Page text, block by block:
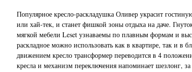
Популярное кресло-раскладушка Оливер украсит
или хай-тек, и станет фишкой зоны отдыха на даче.
мягкой мебели Leset узнаваемы по плавным формам и
раскладное можно использовать как в квартире, так и в
движением кресло трансформер переводится в 4
кресла и механизм переключения напоминает шезлонг,